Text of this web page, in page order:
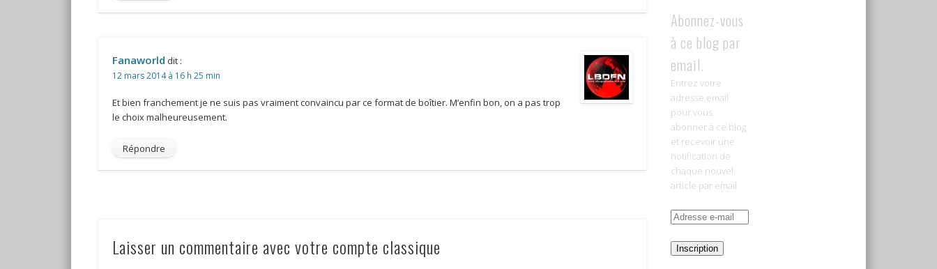
Fanaworld dit :
12 mars 2014 à 16 h 25 min
Et bien franchement je ne suis pas vraiment convaincu par ce format de boîtier. M’enfin bon, on a pas trop
le choix malheureusement.
Répondre
Laisser un commentaire avec votre compte classique
Abonnez-vous
à ce blog par
email.
Entrez votre
adresse email
pour vous
abonner à ce blog
et recevoir une
notification de
chaque nouvel
article par email.
Adresse
mailInscription